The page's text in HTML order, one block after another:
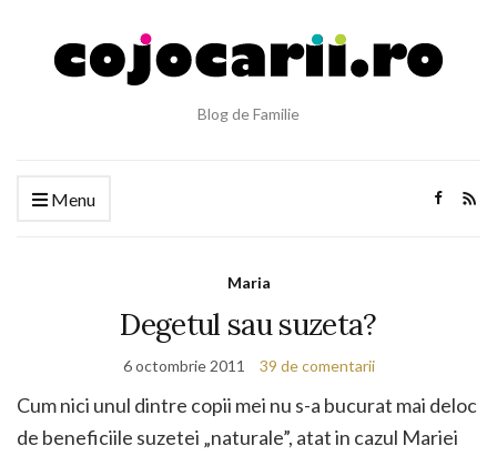
Blog de Familie
Menu
Maria
Degetul sau suzeta?
6 octombrie 2011 39 de comentarii
Cum nici unul dintre copii mei nu s-a bucurat mai deloc
de beneficiile suzetei „naturale”, atat in cazul Mariei